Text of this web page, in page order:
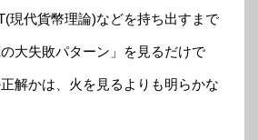
現代貨幣理論)などを持ち出すまで
大失敗パターン」を見るだけで
解かは、火を見るよりも明らかな